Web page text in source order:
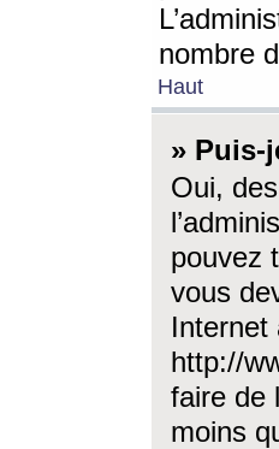
nombre
Haut
» Puis-
Oui,
pouvez
vous
Internet
http://
faire de
moins